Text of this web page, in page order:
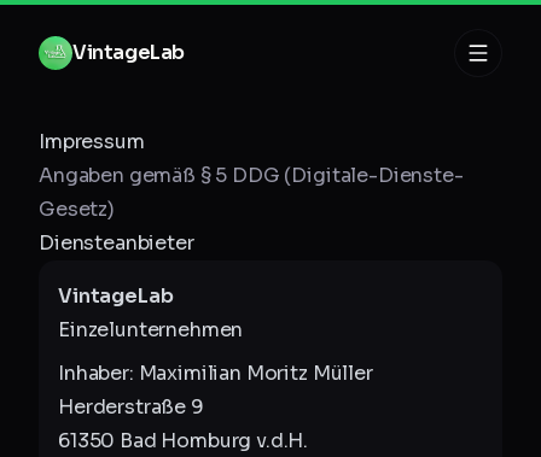
Zum Inhalt springen
VintageLab
Impressum
Angaben gemäß § 5 DDG (Digitale-Dienste-
Gesetz)
Diensteanbieter
VintageLab
Einzelunternehmen
Inhaber: Maximilian Moritz Müller
Herderstraße 9
61350 Bad Homburg v.d.H.